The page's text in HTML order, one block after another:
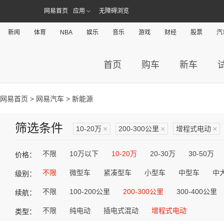
网易首页 应用 无障碍浏览
新闻 体育 NBA 娱乐 音乐 游戏 财经 股票 汽
首页 购车 新车
网易首页 > 网易汽车 > 新能源
筛选条件 10-20万 × 200-300公里 × 增程式电动 ×
价格： 不限 10万以下 10-20万 20-30万 30-50万
级别： 不限 微型车 紧凑型车 小型车 中型车 中
续航： 不限 100-200公里 200-300公里 300-400公里
类型： 不限 纯电动 插电式混动 增程式电动